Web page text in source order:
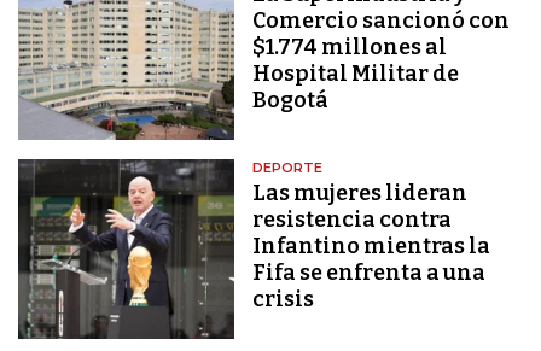
Comercio sancionó con
$1.774 millones al
Hospital Militar de
Bogotá
DEPORTE
Las mujeres lideran
resistencia contra
Infantino mientras la
Fifa se enfrenta a una
crisis